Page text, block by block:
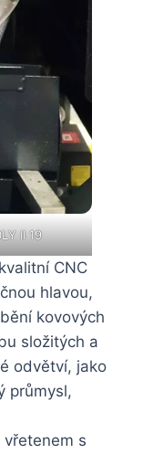
II 19
CNC
hlavou,
kovových
složitých a
odvětví, jako
průmysl,
vřetenem s